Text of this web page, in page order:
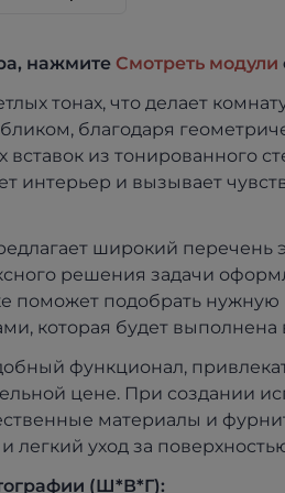
нажмите Смотреть модули
тонах, что делает
благодаря
из тонированного
интерьер и вызывает
широкий перечень
решения задачи
поможет подобрать
которая будет выполнена
функционал,
цене. При создании
материалы и
легкий уход за
(Ш*В*Г):